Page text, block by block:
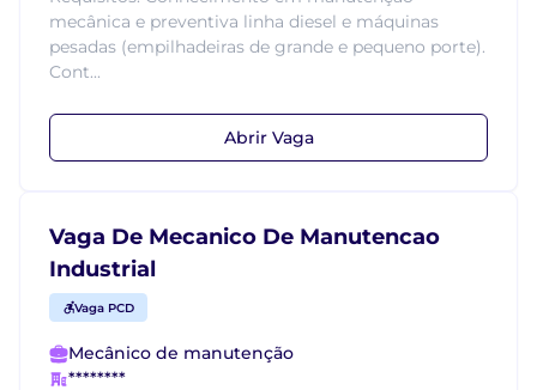
mecânica e preventiva linha diesel e máquinas
pesadas (empilhadeiras de grande e pequeno porte).
Cont...
Abrir Vaga
Vaga De Mecanico De Manutencao
Industrial
Vaga PCD
Mecânico de manutenção
********